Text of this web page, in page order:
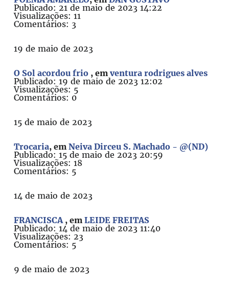
Publicado: 21 de maio de 2023 14:22
Visualizações: 11
Comentários: 3
19 de maio de 2023
O Sol acordou frio , emventura rodrigues alves
Publicado: 19 de maio de 2023 12:02
Visualizações: 5
Comentários: 0
15 de maio de 2023
Trocaria, emNeiva Dirceu S. Machado - @(ND)
Publicado: 15 de maio de 2023 20:59
Visualizações: 18
Comentários: 5
14 de maio de 2023
FRANCISCA , emLEIDE FREITAS
Publicado: 14 de maio de 2023 11:40
Visualizações: 23
Comentários: 5
9 de maio de 2023